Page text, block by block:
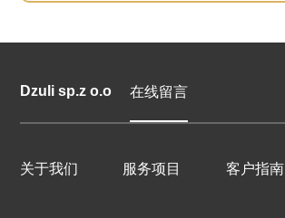
Dzuli sp.z o.o 在线留言
关于我们 服务项目 客户指南